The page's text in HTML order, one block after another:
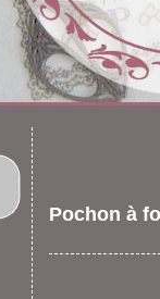
Pochon à